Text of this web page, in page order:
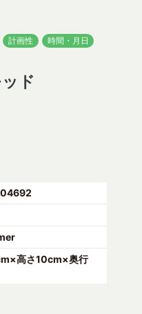
計画性
時間・月日
ド
高さ10cm×奥行